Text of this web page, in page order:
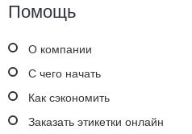
Помощь
О компании
С чего начать
Как сэкономить
Заказать этикетки онлайн